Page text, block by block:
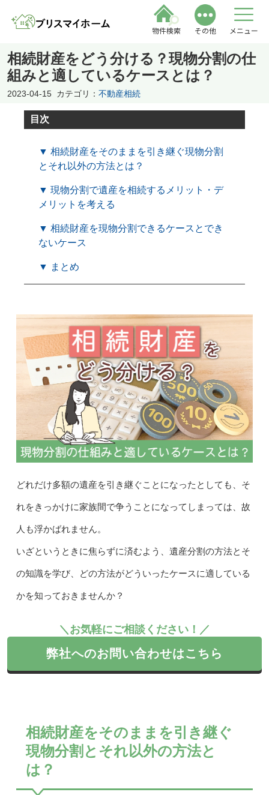
物件検索 その他 メニュー
相続財産をどう分ける？現物分割の仕
組みと適しているケースとは？
2023-04-15 カテゴリ： 不動産相続
目次
▼ 相続財産をそのままを引き継ぐ現物分割
とそれ以外の方法とは？
▼ 現物分割で遺産を相続するメリット・デ
メリットを考える
▼ 相続財産を現物分割できるケースとでき
ないケース
▼ まとめ
どれだけ多額の遺産を引き継ぐことになったとしても、そ
れをきっかけに家族間で争うことになってしまっては、故
人も浮かばれません。
いざというときに焦らずに済むよう、遺産分割の方法とそ
の知識を学び、どの方法がどういったケースに適している
かを知っておきませんか？
＼お気軽にご相談ください！／
弊社へのお問い合わせはこちら
相続財産をそのままを引き継ぐ
現物分割とそれ以外の方法と
は？